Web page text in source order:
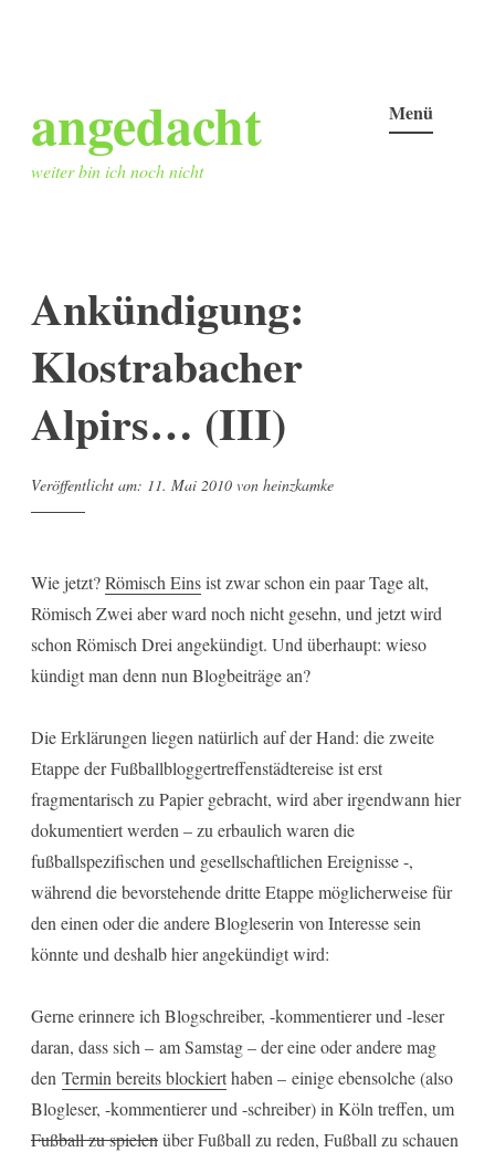
springen
angedacht
weiter bin ich noch nicht
Menü
Ankündigung:
Klostrabacher
Alpirs… (III)
Veröffentlicht am: 11. Mai 2010 von heinzkamke
Wie jetzt?Römisch Einsist zwar schon ein paar Tage alt,
Römisch Zwei aber ward noch nicht gesehn, und jetzt wird
schon Römisch Drei angekündigt. Und überhaupt: wieso
kündigt man denn nun Blogbeiträge an?
Die Erklärungen liegen natürlich auf der Hand: die zweite
Etappe der Fußballbloggertreffenstädtereise ist erst
fragmentarisch zu Papier gebracht, wird aber irgendwann hier
dokumentiert werden – zu erbaulich waren die
fußballspezifischen und gesellschaftlichen Ereignisse -,
während die bevorstehende dritte Etappe möglicherweise für
den einen oder die andere Blogleserin von Interesse sein
könnte und deshalb hier angekündigt wird:
Gerne erinnere ich Blogschreiber, -kommentierer und -leser
daran, dass sich – am Samstag – der eine oder andere mag
den Termin bereits blockierthaben – einige ebensolche (also
Blogleser, -kommentierer und -schreiber) in Köln treffen, um
Fußball zu spielenüber Fußball zu reden, Fußball zu schauen